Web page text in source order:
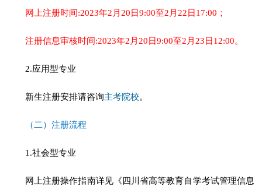
网上注册时间:2023年2月20日9:00至2月22日17:00；
注册信息审核时间:2023年2月20日9:00至2月23日12:00。
2.应用型专业
新生注册安排请咨询主考院校。
（二）注册流程
1.社会型专业
网上注册操作指南详见《四川省高等教育自学考试管理信息